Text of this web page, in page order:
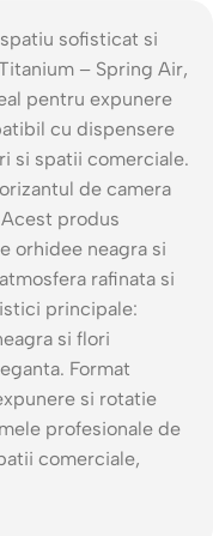
sofisticat si
– Spring Air,
pentru expunere
cu dispensere
si spatii comerciale.
de camera
produs
orhidee neagra si
rafinata si
principale:
si flori
Format
si rotatie
profesionale de
comerciale,